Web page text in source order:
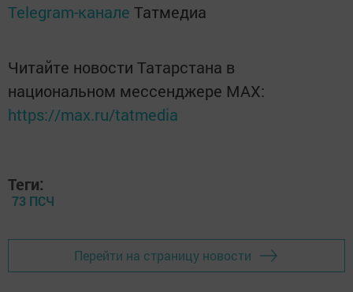
Telegram-канале Татмедиа
Читайте новости Татарстана в
национальном мессенджере MАХ:
https://max.ru/tatmedia
Теги:
73 ПСЧ
Перейти на страницу новости